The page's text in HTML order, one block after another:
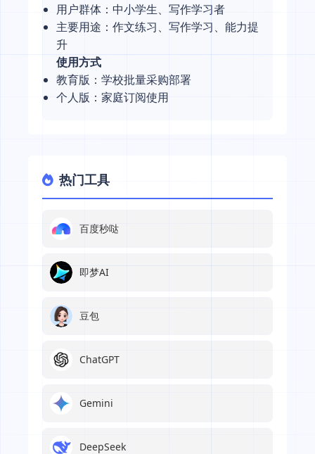
用户群体：中小学生、写作学习者
主要用途：作文练习、写作学习、能力提
升
使用方式
教育版：学校批量采购部署
个人版：家庭订阅使用
热门工具
百度秒哒
即梦AI
豆包
ChatGPT
Gemini
DeepSeek